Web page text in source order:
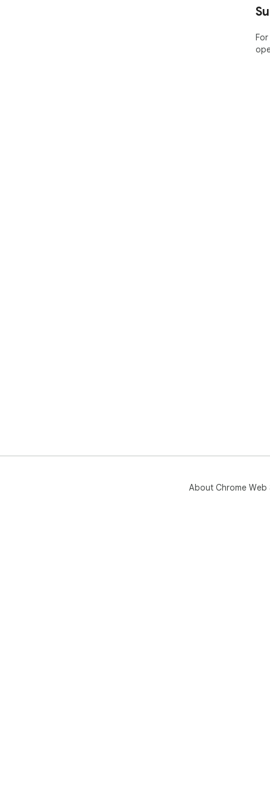
About Chrome Web